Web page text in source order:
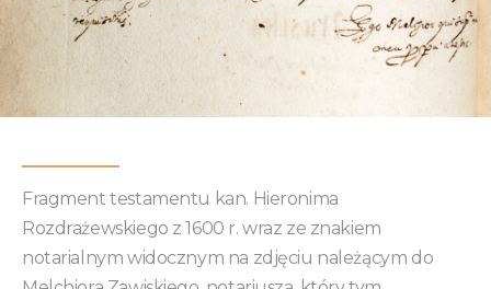
Fragment testamentu kan. Hieronima
Rozdrażewskiego z 1600 r. wraz ze znakiem
notarialnym widocznym na zdjęciu należącym do